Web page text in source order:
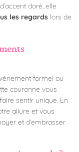
doré, elle
les regards lors de
formel ou
couronne vous
sentir unique. En
allure et vous
et d’embrasser